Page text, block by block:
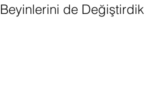
Beyinlerini de Değiştirdik